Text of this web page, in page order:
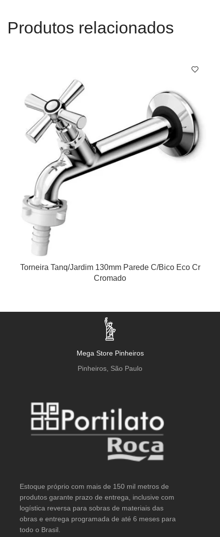
Produtos relacionados
Torneira Tanq/Jardim 130mm Parede C/Bico Eco Cr
Cromado
Mega Store Pinheiros
Pinheiros, São Paulo
Estoque próprio com mais de 150 mil metros de
produtos garante prazo de entrega, inclusive com
logística reversa para sobras de materiais das
obras e entrega programada de até 6 meses para
todo o Brasil.